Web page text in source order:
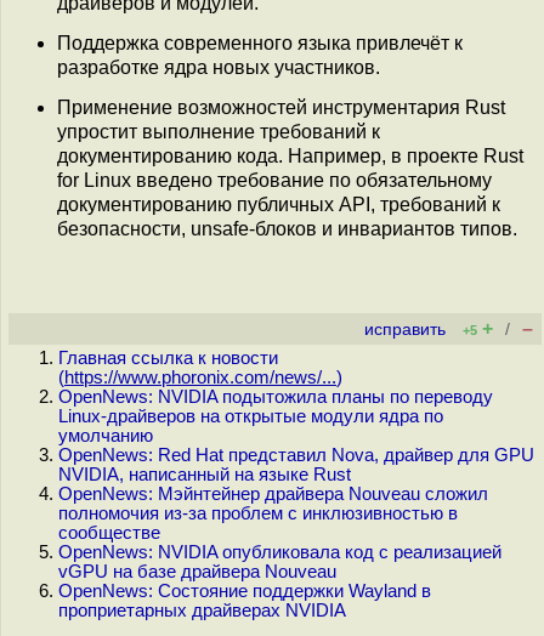
Поддержка современного языка привлечёт к
разработке ядра новых участников.
Применение возможностей инструментария Rust
упростит выполнение требований к
документированию кода. Например, в проекте Rust
for Linux введено требование по обязательному
документированию публичных API, требований к
безопасности, unsafe-блоков и инвариантов типов.
исправить +5 + / –
Главная ссылка к новости
(https://www.phoronix.com/news/...)
OpenNews: NVIDIA подытожила планы по переводу
Linux-драйверов на открытые модули ядра по
умолчанию
OpenNews: Red Hat представил Nova, драйвер для GPU
NVIDIA, написанный на языке Rust
OpenNews: Мэйнтейнер драйвера Nouveau сложил
полномочия из-за проблем с инклюзивностью в
сообществе
OpenNews: NVIDIA опубликовала код с реализацией
vGPU на базе драйвера Nouveau
OpenNews: Состояние поддержки Wayland в
проприетарных драйверах NVIDIA